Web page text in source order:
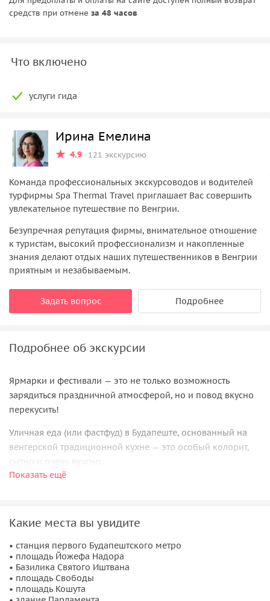
средств при отмене за 48 часов
Что включено
услуги гида
Ирина Емелина
4.9 121 экскурсию
Команда профессиональных экскурсоводов и водителей
турфирмы Spa Thermal Travel приглашает Вас совершить
увлекательное путешествие по Венгрии.
Безупречная репутация фирмы, внимательное отношение
к туристам, высокий профессионализм и накопленные
знания делают отдых наших путешественников в Венгрии
приятным и незабываемым.
Задать вопрос Подробнее
Подробнее об экскурсии
Ярмарки и фестивали — это не только возможность
зарядиться праздничной атмосферой, но и повод вкусно
перекусить!
Уличная еда (или фастфуд) в Будапеште, основанный на
венгерской традиционной кухне — это особый колорит,
сытно и очень вкусно.
популярных и вкусных венгерских блюд, которым можно
лепешка жарится в кипящем масле. Название происходит
от венгерского слова "láng" — огонь, пламя. То есть лангош
— это "испечённый на огне". На горячую, только
испеченную лепешку поливают чесночный соус,
Показать ещё
Какие места вы увидите
• станция первого Будапештского метро
• площадь Йожефа Надора
• Базилика Святого Иштвана
• площадь Свободы
• площадь Кошута